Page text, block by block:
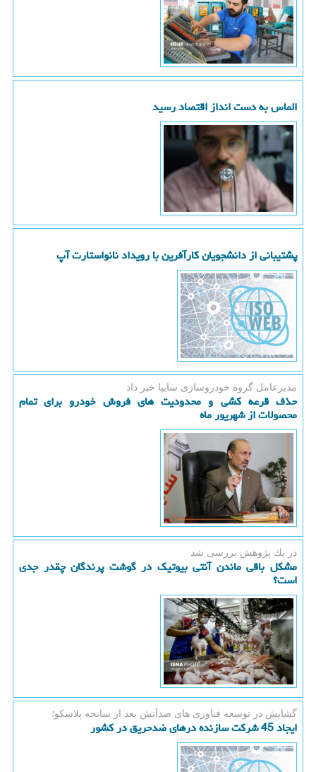
الماس به دست انداز اقتصاد رسید
پشتیبانی از دانشجویان کارآفرین با رویداد نانواستارت آپ
مدیرعامل گروه خودروسازی سایپا خبر داد
حذف قرعه کشی و محدودیت های فروش خودرو برای تمام
محصولات از شهریور ماه
در یك پژوهش بررسی شد
مشکل باقی ماندن آنتی بیوتیک در گوشت پرندگان چقدر جدی
است؟
گشایش در توسعه فناوری های ضدآتش بعد از سانحه پلاسكو؛
ایجاد 45 شرکت سازنده درهای ضدحریق در کشور